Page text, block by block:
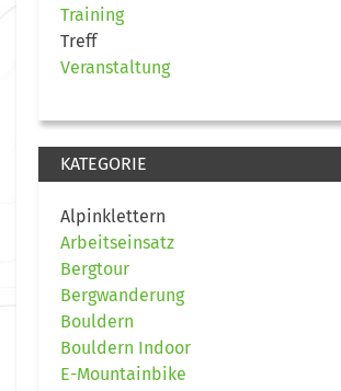
Training
Treff
Veranstaltung
KATEGORIE
Alpinklettern
Arbeitseinsatz
Bergtour
Bergwanderung
Bouldern
Bouldern Indoor
E-Mountainbike